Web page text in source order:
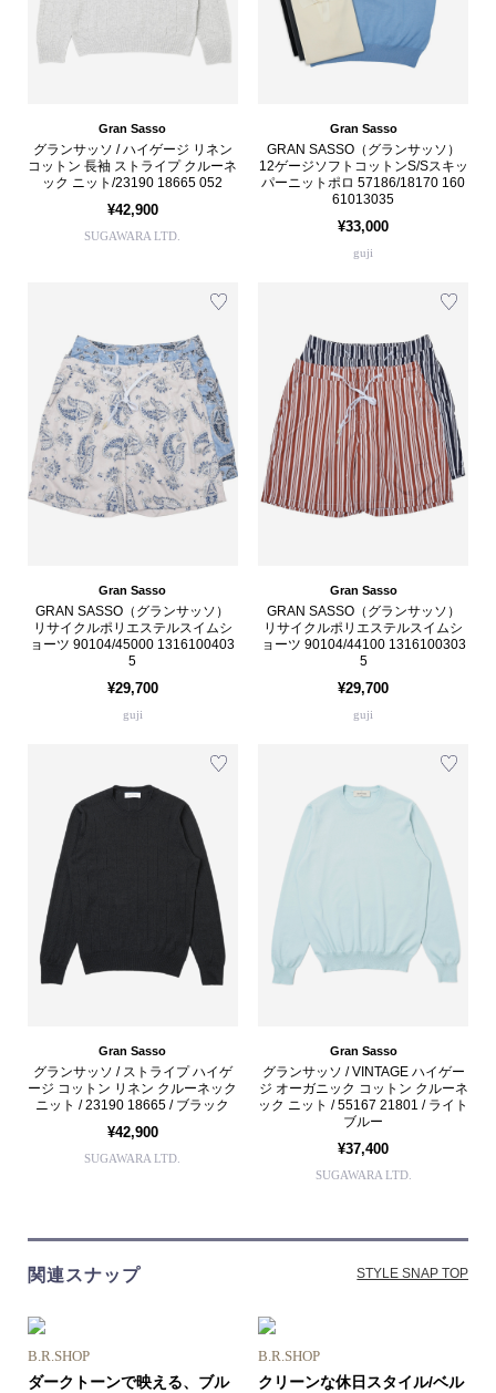
Gran Sasso
グランサッソ / ハイゲージ リネン
コットン 長袖 ストライプ クルーネ
ック ニット/23190 18665 052
¥42,900
SUGAWARA LTD.
Gran Sasso
GRAN SASSO（グランサッソ）
12ゲージソフトコットンS/Sスキッ
パーニットポロ 57186/18170 160
61013035
¥33,000
guji
Gran Sasso
GRAN SASSO（グランサッソ）
リサイクルポリエステルスイムシ
ョーツ 90104/45000 1316100403
5
¥29,700
guji
Gran Sasso
GRAN SASSO（グランサッソ）
リサイクルポリエステルスイムシ
ョーツ 90104/44100 1316100303
5
¥29,700
guji
Gran Sasso
グランサッソ / ストライプ ハイゲ
ージ コットン リネン クルーネック
ニット / 23190 18665 / ブラック
¥42,900
SUGAWARA LTD.
Gran Sasso
グランサッソ / VINTAGE ハイゲー
ジ オーガニック コットン クルーネ
ック ニット / 55167 21801 / ライト
ブルー
¥37,400
SUGAWARA LTD.
関連スナップ STYLE SNAP TOP
B.R.SHOP
ダークトーンで映える、ブル
B.R.SHOP
クリーンな休日スタイル/ベル